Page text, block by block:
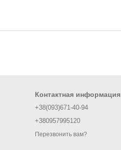
Контактная информация
+38(093)671-40-94
+380957995120
Перезвонить вам?